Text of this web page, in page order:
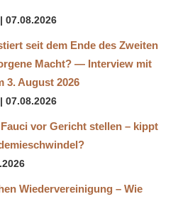
07.08.2026
seit dem Ende des Zweiten
Macht? — Interview mit
3. August 2026
07.08.2026
vor Gericht stellen – kippt
Wiedervereinigung – Wie